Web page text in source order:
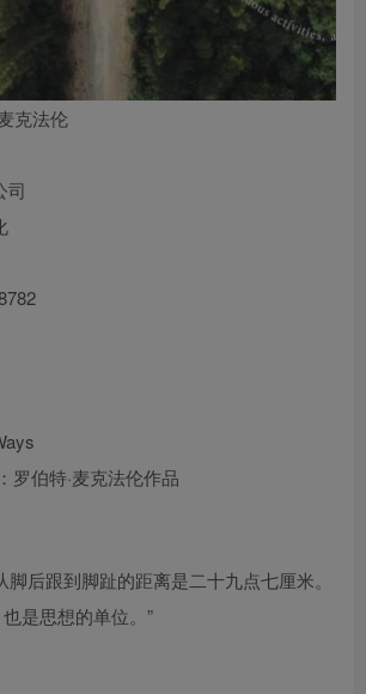
克法伦
司
罗伯特·麦克法伦作品
脚后跟到脚趾的距离是二十九点七厘米。
是思想的单位。”